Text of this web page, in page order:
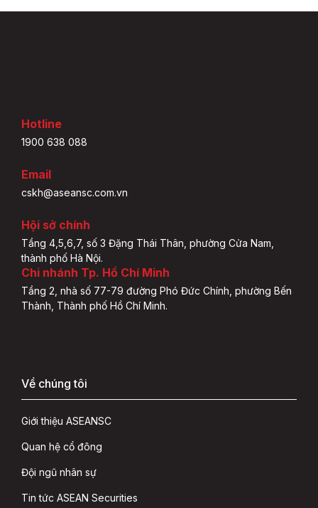
Hotline
1900 638 088
Email
cskh@aseansc.com.vn
Hội sở chính
Tầng 4,5,6,7, số 3 Đặng Thái Thân, phường Cửa Nam,
thành phố Hà Nội.
Chi nhánh Tp. Hồ Chí Minh
Tầng 2, nhà số 77-79 đường Phó Đức Chính, phường Bến
Thành, Thành phố Hồ Chí Minh.
Về chúng tôi
Giới thiệu ASEANSC
Quan hệ cổ đông
Đội ngũ nhân sự
Tin tức ASEAN Securities